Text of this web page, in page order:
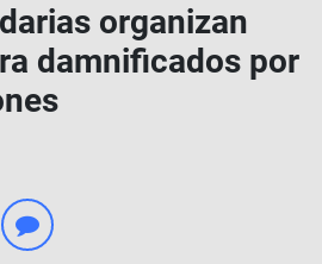
organizan
damnificados por